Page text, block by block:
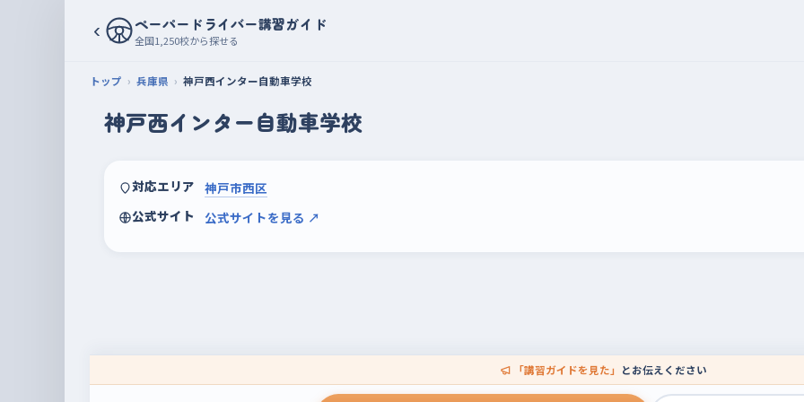
‹ ペーパードライバー講習ガイド
全国1,250校から探せる
トップ 兵庫県 神戸西インター自動車学校
神戸西インター自動車学校
対応エリア 神戸市西区
公式サイト
公式サイトを見る ↗
「講習ガイドを見た」 とお伝えください